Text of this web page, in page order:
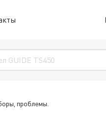
проблемы.